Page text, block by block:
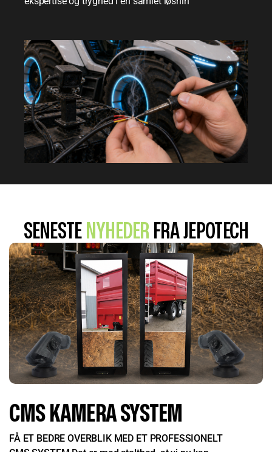
SENESTE NYHEDER FRA JEPOTECH
CMS KAMERA SYSTEM
FÅ ET BEDRE OVERBLIK MED ET PROFESSIONELT